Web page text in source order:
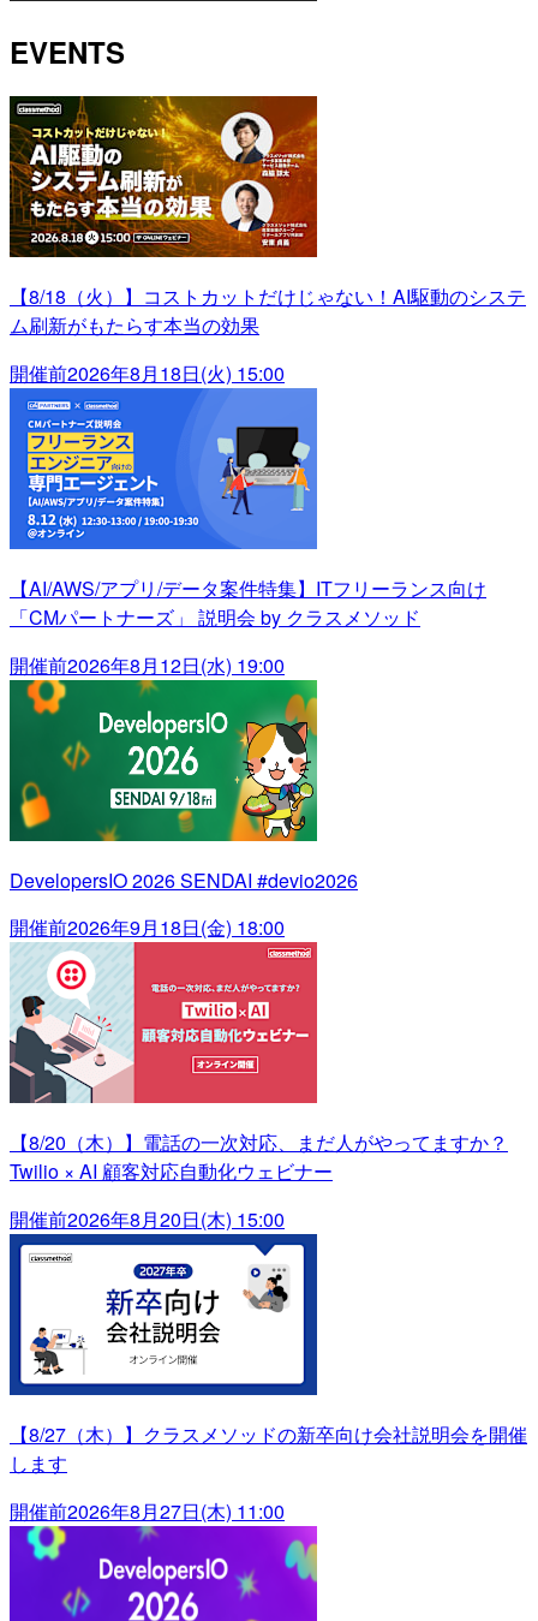
EVENTS
【8/18（火）】コストカットだけじゃない！AI駆動のシステ
ム刷新がもたらす本当の効果
開催前2026年8月18日(火) 15:00
【AI/AWS/アプリ/データ案件特集】ITフリーランス向け
「CMパートナーズ」 説明会 by クラスメソッド
開催前2026年8月12日(水) 19:00
DevelopersIO 2026 SENDAI #devio2026
開催前2026年9月18日(金) 18:00
【8/20（木）】電話の一次対応、まだ人がやってますか？
Twilio × AI 顧客対応自動化ウェビナー
開催前2026年8月20日(木) 15:00
【8/27（木）】クラスメソッドの新卒向け会社説明会を開催
します
開催前2026年8月27日(木) 11:00